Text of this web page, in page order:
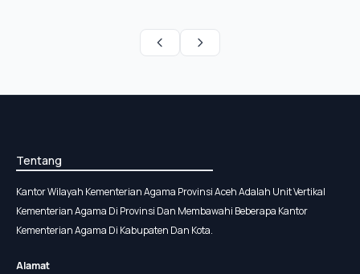
Tentang
Kantor Wilayah Kementerian Agama Provinsi Aceh Adalah Unit Vertikal
Kementerian Agama Di Provinsi Dan Membawahi Beberapa Kantor
Kementerian Agama Di Kabupaten Dan Kota.
Alamat